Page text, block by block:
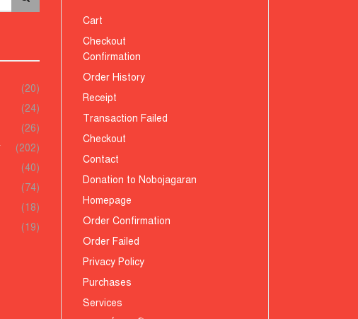
(20)
(24)
(26)
(202)
(40)
(74)
(18)
(19)
Cart
Checkout
Confirmation
Order History
Receipt
Transaction Failed
Checkout
Contact
Donation to Nobojagaran
Homepage
Order Confirmation
Order Failed
Privacy Policy
Purchases
Services